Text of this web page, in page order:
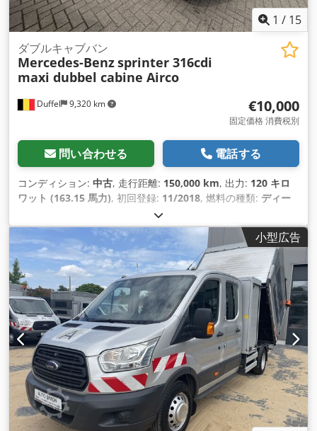
1 / 15
Duffel 9,320 km
ダブルキャブバン
Mercedes-Benzsprinter 316cdi
maxi dubbel cabine Airco
€10,000
固定価格 消費税別
問い合わせる 電話する
コンディション: 中古, 走行距離: 150,000 km, 出力: 120 キロ
ワット (163.15 馬力), 初回登録: 11/2018, 燃料の種類: ディー
, 座席数:
小型広告